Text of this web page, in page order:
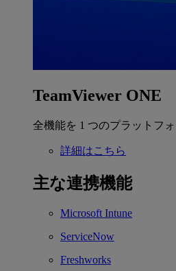
TeamViewer ONE
全機能を 1 つのプラットフ
詳細はこちら
主な連携機能
Microsoft Intune
ServiceNow
Freshworks